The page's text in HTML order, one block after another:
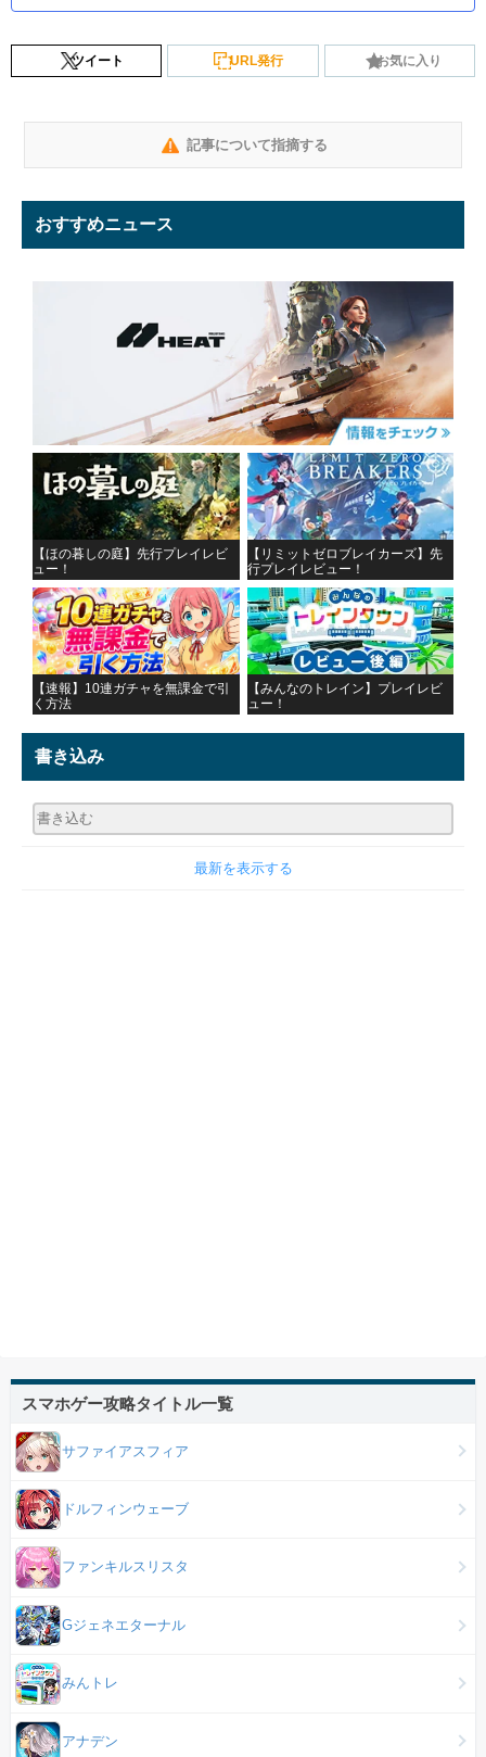
ツイート URL発行 お気に入り
記事について指摘する
おすすめニュース
【ほの暮しの庭】先行プレイレビ
ュー！
【リミットゼロブレイカーズ】先
行プレイレビュー！
【速報】10連ガチャを無課金で引
く方法
【みんなのトレイン】プレイレビ
ュー！
書き込み
最新を表示する
スマホゲー攻略タイトル一覧
サファイアスフィア
ドルフィンウェーブ
ファンキルスリスタ
Gジェネエターナル
みんトレ
アナデン